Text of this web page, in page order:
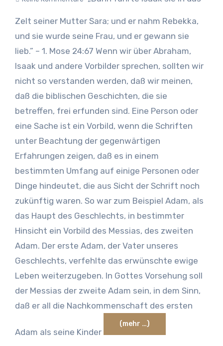
Zelt seiner Mutter Sara; und er nahm Rebekka,
und sie wurde seine Frau, und er gewann sie
lieb.” – 1. Mose 24:67 Wenn wir über Abraham,
Isaak und andere Vorbilder sprechen, sollten wir
nicht so verstanden werden, daß wir meinen,
daß die biblischen Geschichten, die sie
betreffen, frei erfunden sind. Eine Person oder
eine Sache ist ein Vorbild, wenn die Schriften
unter Beachtung der gegenwärtigen
Erfahrungen zeigen, daß es in einem
bestimmten Umfang auf einige Personen oder
Dinge hindeutet, die aus Sicht der Schrift noch
zukünftig waren. So war zum Beispiel Adam, als
das Haupt des Geschlechts, in bestimmter
Hinsicht ein Vorbild des Messias, des zweiten
Adam. Der erste Adam, der Vater unseres
Geschlechts, verfehlte das erwünschte ewige
Leben weiterzugeben. In Gottes Vorsehung soll
der Messias der zweite Adam sein, in dem Sinn,
daß er all die Nachkommenschaft des ersten
Adam als seine Kinder
(mehr …)